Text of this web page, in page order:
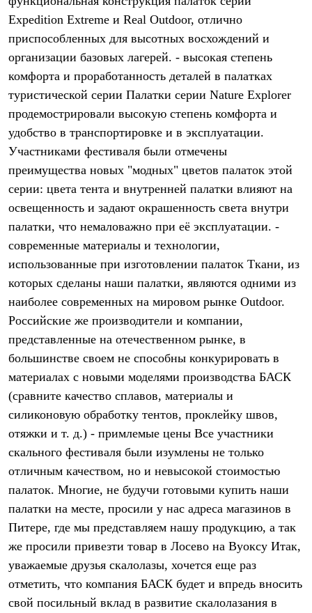
Брюки
Термобелье
Теплое термобелье
Среднее термобелье
Легкое термобелье
Флисовая одежда
Куртки
Брюки
Детская одежда
Утепленная пухом
Комбинезоны
Куртки
Утепленная синтетикой
Комбинезоны
Куртки
Лёгкая одежда
Футболки
Брюки
Софтшелл одежда
Куртки
Куртки
Брюки
Комбинезоны
Термобелье
Комплект термобелья
Снаряжение
Палатки и тенты
Палатки
Аксессуары для палаток
Рюкзаки
Легкоходные
Альпинистские
Аксессуары для рюкзаков
Спальные мешки
Пуховые
С синтетическим утеплителем
Expedition Extreme и Real Outdoor, отлично
приспособленных для высотных восхождений и
организации базовых лагерей. - высокая степень
комфорта и проработанность деталей в палатках
туристической серии Палатки серии Nature Explorer
продемострировали высокую степень комфорта и
удобство в транспортировке и в эксплуатации.
Участниками фестиваля были отмечены
преимущества новых "модных" цветов палаток этой
серии: цвета тента и внутренней палатки влияют на
освещенность и задают окрашенность света внутри
палатки, что немаловажно при её эксплуатации. -
современные материалы и технологии,
использованные при изготовлении палаток Ткани, из
которых сделаны наши палатки, являются одними из
наиболее современных на мировом рынке Outdoor.
Российские же производители и компании,
представленные на отечественном рынке, в
большинстве своем не способны конкурировать в
материалах с новыми моделями производства БАСК
(сравните качество сплавов, материалы и
силиконовую обработку тентов, проклейку швов,
отяжки и т. д.) - примлемые цены Все участники
скального фестиваля были изумлены не только
отличным качеством, но и невысокой стоимостью
палаток. Многие, не будучи готовыми купить наши
палатки на месте, просили у нас адреса магазинов в
Питере, где мы представляем нашу продукцию, а так
же просили привезти товар в Лосево на Вуоксу Итак,
уважаемые друзья скалолазы, хочется еще раз
отметить, что компания БАСК будет и впредь вносить
свой посильный вклад в развитие скалолазания в